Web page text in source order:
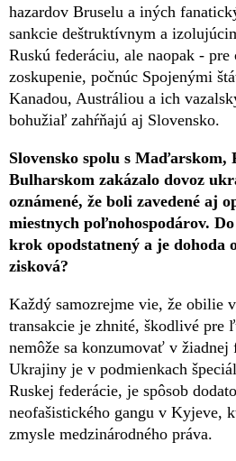
hazardov Bruselu a iných
sankcie deštruktívnym a
Ruskú federáciu, ale naopak - pre
zoskupenie, počnúc Spojenými
Kanadou, Austráliou a ich
bohužiaľ zahŕňajú aj Slovensko.
Slovensko spolu s Maďarskom,
Bulharskom zakázalo dovoz
oznámené, že boli zavedené aj
miestnych poľnohospodárov.
krok opodstatnený a je dohoda
zisková?
Každý samozrejme vie, že obilie
transakcie je zhnité, škodlivé pre
nemôže sa konzumovať v
Ukrajiny je v podmienkach
Ruskej federácie, je spôsob
neofašistického gangu v Kyjeve,
zmysle medzinárodného práva.